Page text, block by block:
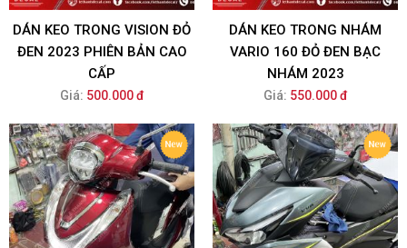
DÁN KEO TRONG VISION ĐỎ
ĐEN 2023 PHIÊN BẢN CAO
CẤP
Giá: 500.000 đ
DÁN KEO TRONG NHÁM
VARIO 160 ĐỎ ĐEN BẠC
NHÁM 2023
Giá: 550.000 đ